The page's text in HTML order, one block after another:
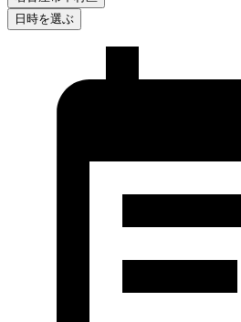
日時を選ぶ